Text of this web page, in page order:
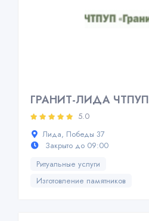
ГРАНИТ-ЛИДА ЧТПУП
5.0
Лида, Победы 37
Закрыто до 09:00
Ритуальные услуги
Изготовление памятников